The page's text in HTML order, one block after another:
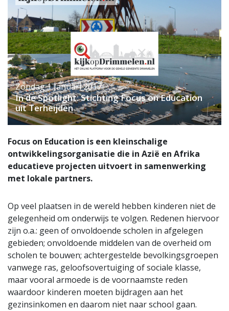
Zondag 1 Januari 2017
In de Spotlight: Stichting Focus on Education
uit Terheijden
Focus on Education is een kleinschalige
ontwikkelingsorganisatie die in Azië en Afrika
educatieve projecten uitvoert in samenwerking
met lokale partners.
Op veel plaatsen in de wereld hebben kinderen niet de
gelegenheid om onderwijs te volgen. Redenen hiervoor
zijn o.a.: geen of onvoldoende scholen in afgelegen
gebieden; onvoldoende middelen van de overheid om
scholen te bouwen; achtergestelde bevolkingsgroepen
vanwege ras, geloofsovertuiging of sociale klasse,
maar vooral armoede is de voornaamste reden
waardoor kinderen moeten bijdragen aan het
gezinsinkomen en daarom niet naar school gaan.